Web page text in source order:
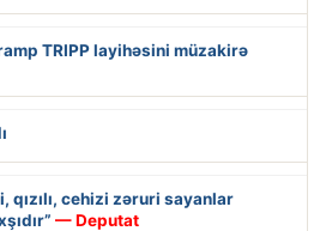
TRIPP layihəsini müzakirə
qızılı, cehizi zəruri sayanlar
— Deputat